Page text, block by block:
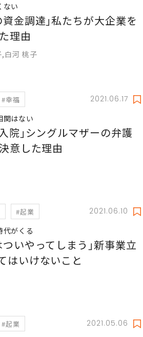
ない
金調達｣私たちが大企業を
理由
白河 桃子
#幸福
2021.06.17
関はない
院｣シングルマザーの弁護
意した理由
#起業
2021.06.10
がくる
いやってしまう｣新事業立
はいけないこと
#起業
2021.05.06